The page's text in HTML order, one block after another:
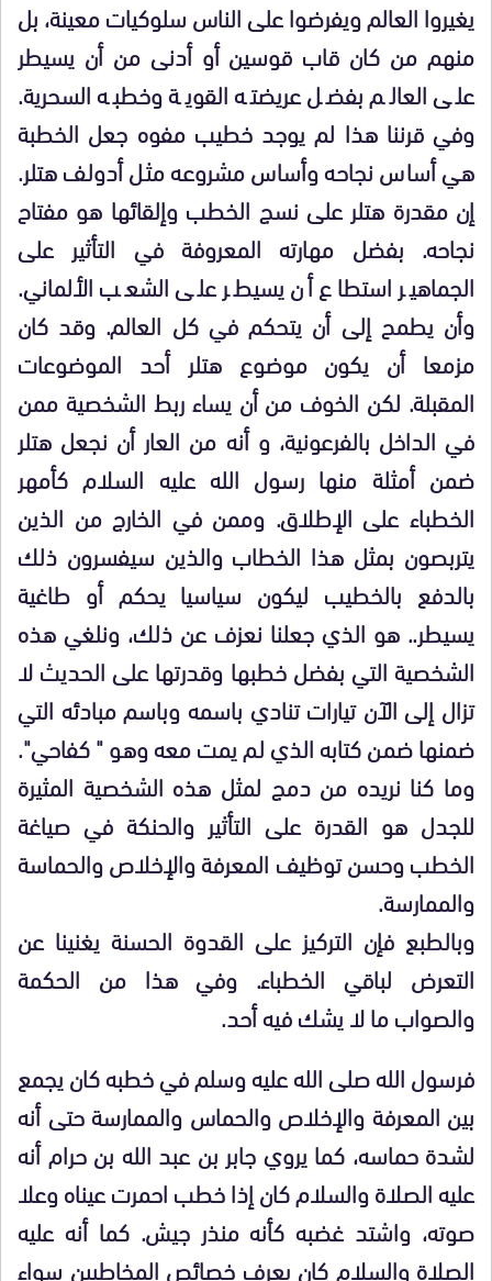
يغيروا العالم ويفرضوا على الناس سلوكيات معينة، بل
منهم من كان قاب قوسين أو أدنى من أن يسيطر
على العالم بفضل عريضته القوية وخطبه السحرية.
وفي قرننا هذا لم يوجد خطيب مفوه جعل الخطبة
هي أساس نجاحه وأساس مشروعه مثل أدولف هتلر.
إن مقدرة هتلر على نسج الخطب وإلقائها هو مفتاح
نجاحه. بفضل مهارته المعروفة في التأثير على
الجماهير استطاع أن يسيطر على الشعب الألماني.
وأن يطمح إلى أن يتحكم في كل العالم. وقد كان
مزمعا أن يكون موضوع هتلر أحد الموضوعات
المقبلة. لكن الخوف من أن يساء ربط الشخصية ممن
في الداخل بالفرعونية، و أنه من العار أن نجعل هتلر
ضمن أمثلة منها رسول الله عليه السلام كأمهر
الخطباء على الإطلاق. وممن في الخارج من الذين
يتربصون بمثل هذا الخطاب والذين سيفسرون ذلك
بالدفع بالخطيب ليكون سياسيا يحكم أو طاغية
يسيطر.. هو الذي جعلنا نعزف عن ذلك، ونلغي هذه
الشخصية التي بفضل خطبها وقدرتها على الحديث لا
تزال إلى الآن تيارات تنادي باسمه وباسم مبادئه التي
ضمنها ضمن كتابه الذي لم يمت معه وهو " كفاحي".
وما كنا نريده من دمج لمثل هذه الشخصية المثيرة
للجدل هو القدرة على التأثير والحنكة في صياغة
الخطب وحسن توظيف المعرفة والإخلاص والحماسة
والممارسة.
وبالطبع فإن التركيز على القدوة الحسنة يغنينا عن
التعرض لباقي الخطباء. وفي هذا من الحكمة
والصواب ما لا يشك فيه أحد.
فرسول الله صلى الله عليه وسلم في خطبه كان يجمع
بين المعرفة والإخلاص والحماس والممارسة حتى أنه
لشدة حماسه، كما يروي جابر بن عبد الله بن حرام أنه
عليه الصلاة والسلام كان إذا خطب احمرت عيناه وعلا
صوته، واشتد غضبه كأنه منذر جيش. كما أنه عليه
الصلاة والسلام كان يعرف خصائص المخاطبين سواء